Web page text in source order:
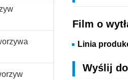
Film o
Linia
Wyślij